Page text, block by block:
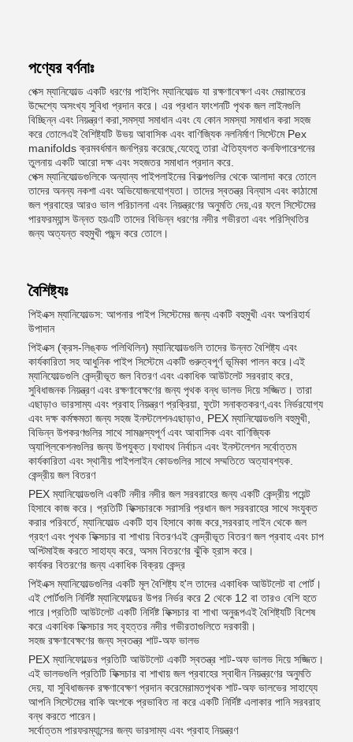
পণ্যের বর্ণনাঃ
পেক্স ম্যানিফোল্ড একটি ধরণের পাইপিং ম্যানিফোল্ড যা রক্ষণাবেক্ষণ এবং মেরামতের
উদ্দেশ্যে অসংখ্য সুবিধা প্রদান করে। এর প্রধান ফাংশনটি পৃথক জল লাইনগুলি
বিচ্ছিন্ন এবং নিয়ন্ত্রণ করা,সমস্যা সমাধান এবং যে কোন সমস্যা সমাধান করা সহজ
করে তোলেএই বৈশিষ্ট্যটি উভয় আবাসিক এবং বাণিজ্যিক নলনির্মাণ সিস্টেমে Pex
manifolds ক্রমবর্ধমান জনপ্রিয় করেছে,যেহেতু তারা ঐতিহ্যগত কনফিগারেশনের
তুলনায় একটি আরো দক্ষ এবং সহজতর সমাধান প্রদান করে.
পেক্স ম্যানিফোল্ডগুলিকে অন্যান্য পাইপলাইনের বিকল্পগুলির থেকে আলাদা করে তোলে
তাদের অনন্য নকশা এবং অভিযোজনযোগ্যতা। তাদের স্বতন্ত্র বিন্যাস এবং কাঠামো
জল প্রবাহের আরও ভাল পরিচালনা এবং নিয়ন্ত্রণের অনুমতি দেয়,এর ফলে সিস্টেমের
পারফরম্যান্স উন্নত হয়এটি তাদের বিভিন্ন ধরণের নদীর গভীরতা এবং পরিস্থিতির
জন্য অত্যন্ত বহুমুখী পছন্দ করে তোলে।
বৈশিষ্ট্যঃ
পিইএক্স ম্যানিফোল্ডস: আপনার পাইপ সিস্টেমের জন্য একটি বহুমুখী এবং অপরিহার্য
উপাদান
পিইএক্স (ক্রস-লিঙ্কড পলিথিলিন) ম্যানিফোল্ডগুলি তাদের উন্নত বৈশিষ্ট্য এবং
কার্যকারিতা সহ আধুনিক পাইপ সিস্টেমে একটি গুরুত্বপূর্ণ ভূমিকা পালন করে।এই
ম্যানিফোল্ডগুলি কেন্দ্রীভূত জল বিতরণ এবং একাধিক আউটলেট সরবরাহ করে,
সুবিধাজনক নিয়ন্ত্রণ এবং রক্ষণাবেক্ষণের জন্য পৃথক বন্ধ ভালভ দিয়ে সজ্জিত। তারা
এছাড়াও ভারসাম্য এবং প্রবাহ নিয়ন্ত্রণ প্রক্রিয়া, ফুটো সনাক্তকরণ,এবং নির্ভরযোগ্য
এবং দক্ষ কর্মক্ষমতা জন্য সহজ ইনস্টলেশনএছাড়াও, PEX ম্যানিফোল্ডগুলি বহুমুখী,
বিভিন্ন উপকরণগুলির সাথে সামঞ্জস্যপূর্ণ এবং আবাসিক এবং বাণিজ্যিক
অ্যাপ্লিকেশনগুলির জন্য উপযুক্ত।যথাযথ নির্বাচন এবং ইনস্টলেশন সর্বোত্তম
কার্যকারিতা এবং স্থানীয় পাইপলাইন কোডগুলির সাথে সম্মতিতে অত্যাবশ্যক.
কেন্দ্রীয় জল বিতরণ
PEX ম্যানিফোল্ডগুলি একটি নদীর নদীর জল সরবরাহের জন্য একটি কেন্দ্রীয় পয়েন্ট
হিসাবে কাজ করে। প্রতিটি ফিক্সচারকে সরাসরি প্রধান জল সরবরাহের সাথে সংযুক্ত
করার পরিবর্তে, ম্যানিফোল্ড একটি হাব হিসাবে কাজ করে,সরবরাহ লাইন থেকে জল
গ্রহণ এবং পৃথক ফিক্সচার বা শাখায় বিতরণএই কেন্দ্রীভূত বিতরণ জল প্রবাহ এবং চাপ
অপ্টিমাইজ করতে সাহায্য করে, অসম বিতরণের ঝুঁকি হ্রাস করে।
কার্যকর বিতরণের জন্য একাধিক বিক্রয় কেন্দ্র
পিইএক্স ম্যানিফোল্ডগুলির একটি মূল বৈশিষ্ট্য হ'ল তাদের একাধিক আউটলেট বা পোর্ট।
এই পোর্টগুলি নির্দিষ্ট ম্যানিফোল্ডের উপর নির্ভর করে 2 থেকে 12 বা তারও বেশি হতে
পারে।প্রতিটি আউটলেট একটি নির্দিষ্ট ফিক্সচার বা শাখা অনুরূপএই বৈশিষ্ট্যটি বিশেষ
করে একাধিক ফিক্সচার সহ বৃহত্তর নদীর গভীরতাগুলিতে দরকারী।
সহজ রক্ষণাবেক্ষণের জন্য স্বতন্ত্র শাট-অফ ভালভ
PEX ম্যানিফোল্ডের প্রতিটি আউটলেট একটি স্বতন্ত্র শাট-অফ ভালভ দিয়ে সজ্জিত।
এই ভালভগুলি প্রতিটি ফিক্সচার বা শাখায় জল প্রবাহের স্বাধীন নিয়ন্ত্রণের অনুমতি
দেয়, যা সুবিধাজনক রক্ষণাবেক্ষণ প্রদান করেমেরামতপৃথক শাট-অফ ভালভের সাহায্যে
আপনি সিস্টেমের বাকি অংশকে প্রভাবিত না করে একটি নির্দিষ্ট এলাকার পানি সরবরাহ
বন্ধ করতে পারেন।
সর্বোত্তম পারফরম্যান্সের জন্য ভারসাম্য এবং প্রবাহ নিয়ন্ত্রণ